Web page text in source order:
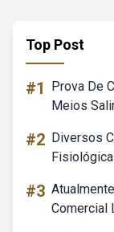
Top Post
#1
Prova De
Meios
#2 Diversos
#3
Comercial